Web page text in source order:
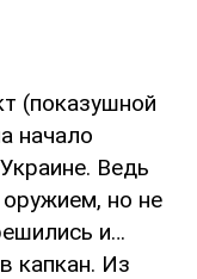
(показушной
начало
Ведь
но не
и…
капкан. Из